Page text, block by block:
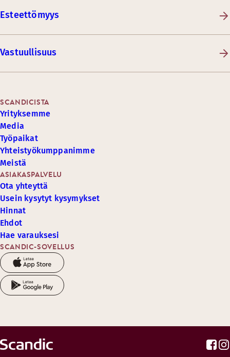
Esteettömyys
Vastuullisuus
SCANDIC-SOVELLUS
ASIAKASPALVELU
Ota yhteyttä
Usein kysytyt kysymykset
Hinnat
Ehdot
Hae varauksesi
SCANDICISTA
Yrityksemme
Media
Työpaikat
Yhteistyökumppanimme
Meistä